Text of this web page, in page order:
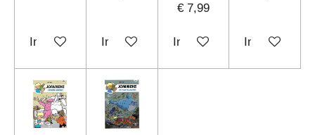
In winkelwagenIn winkelwagen
€ 7,99
In winkelwagenIn